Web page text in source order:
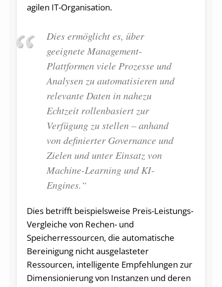
agilen IT-Organisation.
Dies ermöglicht es, über
geeignete Management-
Plattformen viele Prozesse und
Analysen zu automatisieren und
relevante Daten in nahezu
Echtzeit rollenbasiert zur
Verfügung zu stellen – anhand
von definierter Governance und
Zielen und unter Einsatz von
Machine-Learning und KI-
Engines.“
Dies betrifft beispielsweise Preis-Leistungs-
Vergleiche von Rechen- und
Speicherressourcen, die automatische
Bereinigung nicht ausgelasteter
Ressourcen, intelligente Empfehlungen zur
Dimensionierung von Instanzen und deren